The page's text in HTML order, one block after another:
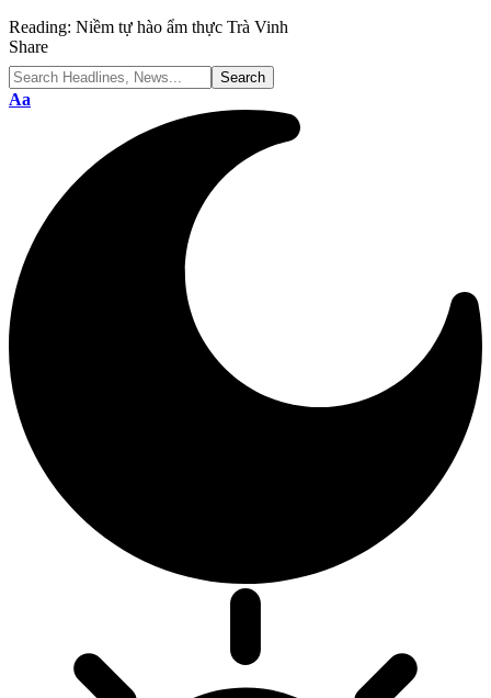
Reading: Niềm tự hào ẩm thực Trà Vinh
Share
Font
Aa